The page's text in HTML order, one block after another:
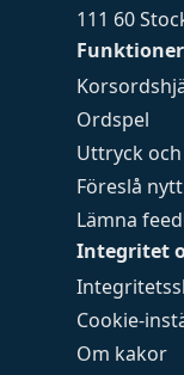
Funktioner
Ordspel
Uttryck
Föreslå
Lämna
Integritet
Cookie-
Om kakor
111 60